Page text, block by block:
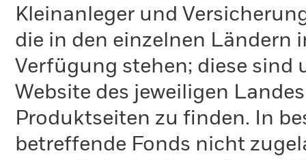
Kleinanleger und
die in den einzelnen Ländern
Verfügung stehen; diese sind
Website des jeweiligen
Produktseiten zu finden. In
betreffende Fonds nicht